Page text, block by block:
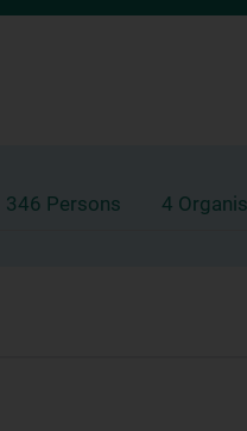
346 Persons 4